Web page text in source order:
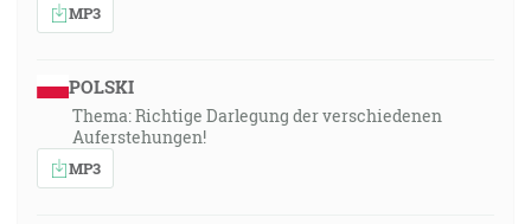
MP3
POLSKI
Thema: Richtige Darlegung der verschiedenen
Auferstehungen!
MP3